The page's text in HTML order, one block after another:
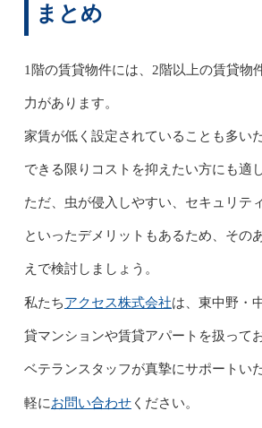
まとめ
1階の賃貸物件には、2階以上の賃貸物
力があります。
家賃が低く設定されていることも多い
できる限りコストを抑えたい方にも適
ただ、虫が侵入しやすい、セキュリテ
といったデメリットもあるため、その
えで検討しましょう。
私たちアクセス株式会社は、東中野・
貸マンションや賃貸アパートを扱って
ベテランスタッフが真摯にサポートい
軽にお問い合わせください。